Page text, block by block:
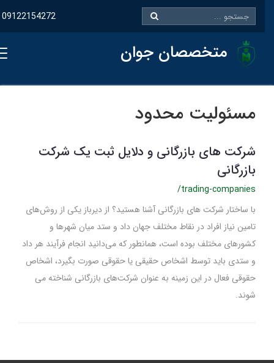
09122154272
متخصصان جوان
مسئولیت محدود
شرکت های بازرگانی و دلایل ثبت یک شرکت
بازرگانی
/trading-companies
با ساختار شرکت های بازرگانی آشنا هستید؟ از دیرباز یکی از روش‌­های
تامین نیاز افراد در نقاط مختلف جهان داد و ستد میان شهرها و
کشورهای مختلف بوده است، همانطور که می‌­دانید انجام فرآیند هر داد
و ستدی باید توسط اشخاص حقیقی یا حقوقی صورت بگیرد، اشخاص
حقوقی فعال در این زمینه به عنوان شرکت‌های بازرگانی شناخته می­‌
شوند.